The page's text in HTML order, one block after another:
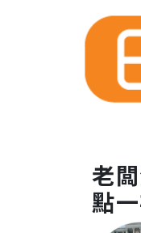
老
點